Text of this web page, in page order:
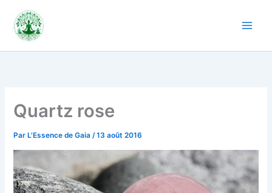
contenu
Quartz rose
Par L'Essence de Gaia/13 août 2016